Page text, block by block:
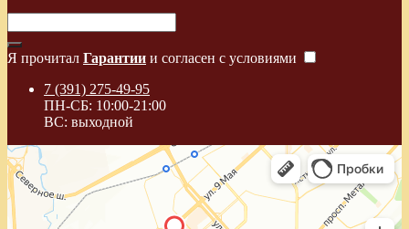
Я прочитал Гарантии и согласен с условиями
7 (391) 275-49-95
ПН-СБ: 10:00-21:00
ВС: выходной